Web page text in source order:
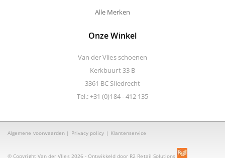
Alle Merken
Onze Winkel
Van der Vlies schoenen
Kerkbuurt 33 B
3361 BC Sliedrecht
Tel.: +31 (0)184 - 412 135
Algemene voorwaarden | Privacy policy | Klantenservice
© Copyright Van der Vlies 2026 - Ontwikkeld door R2 Retail Solutions